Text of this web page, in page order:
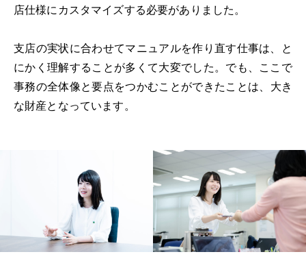
店仕様にカスタマイズする必要がありました。
支店の実状に合わせてマニュアルを作り直す仕事は、と
にかく理解することが多くて大変でした。でも、ここで
事務の全体像と要点をつかむことができたことは、大き
な財産となっています。